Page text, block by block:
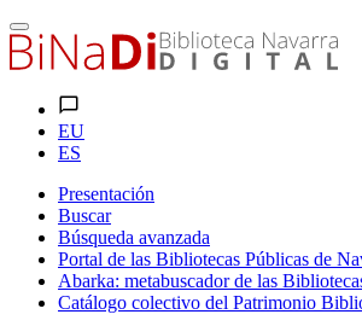
EU
ES
Presentación
Buscar
Búsqueda avanzada
Portal de las Bibliotecas Públicas de
Abarka: metabuscador de las
Catálogo colectivo del Patrimonio